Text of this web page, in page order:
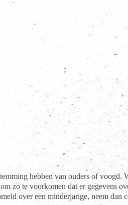
hebben van ouders of voogd.
zo te voorkomen dat er gegevens
over een minderjarige, neem dan